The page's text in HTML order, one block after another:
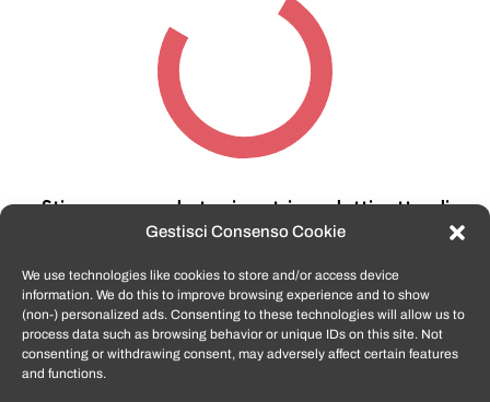
Gestisci Consenso Cookie
We use technologies like cookies to store and/or access device
information. We do this to improve browsing experience and to show
(non-) personalized ads. Consenting to these technologies will allow us to
process data such as browsing behavior or unique IDs on this site. Not
consenting or withdrawing consent, may adversely affect certain features
and functions.
Stiamo cercando tra i nostri prodotti, attendi
qualche secondo…
TomatoSmartphone.itè lo shop n.1 in italia per
smartphone ricondizionati garantiti e certificati
di tutte le marche,APPLE, SAMSUNG, HUAWEI,
ONEPLUS, XIAOMI e tanto altro